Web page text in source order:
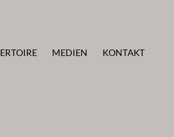
MEDIEN KONTAKT